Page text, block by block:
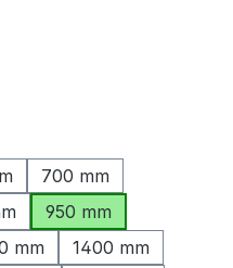
700 mm
950 mm
mm
1400 mm